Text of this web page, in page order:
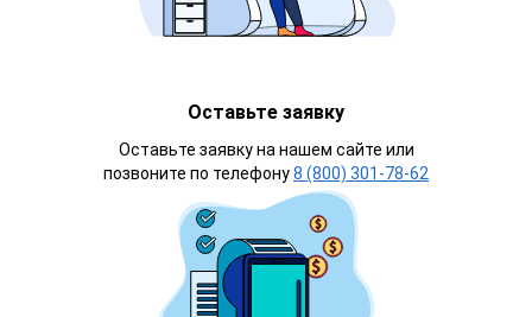
Оставьте заявку
Оставьте заявку на нашем сайте или
позвоните по телефону8 (800) 301-78-62